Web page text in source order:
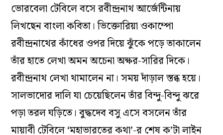
ভোরবেলা টেবিলে বসে রবীন্দ্রনাথ আর্জেন্টিনায়
লিখছেন বাংলা কবিতা। ভিক্তোরিয়া ওকাম্পো
রবীন্দ্রনাথের কাঁধের ওপর দিয়ে ঝুঁকে পড়ে তাকালেন
তাঁর হাতে লেখা অমন অচেনা অক্ষর-সারির দিকে।
রবীন্দ্রনাথ লেখা থামালেন না। সময় দাঁড়াল স্তব্ধ হয়ে।
সালভাদোর দালি যা চেয়েছিলেন তাঁর বিন্দু-বিন্দু ঝরে
পড়া তরল ঘড়িতে। বুদ্ধদেব বসু এসে বসলেন তাঁর
মায়াবী টেবিলে ‘মহাভারতের কথা’-র শেষ ক’টা লাইন